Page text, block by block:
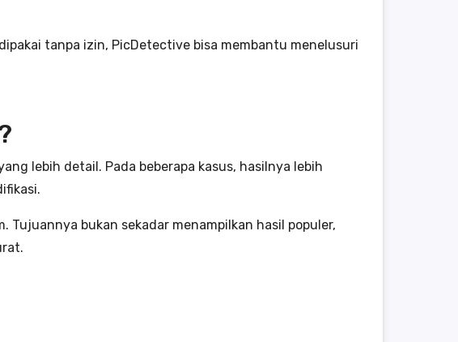
tanpa izin, PicDetective bisa membantu menelusuri
lebih detail. Pada beberapa kasus, hasilnya lebih
bukan sekadar menampilkan hasil populer,